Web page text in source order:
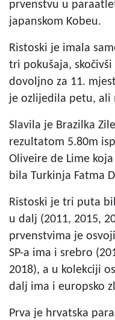
prvenstvu u
japanskom Kobeu.
Ristoski je imala
tri pokušaja,
dovoljno za 11.
je ozlijedila petu, ali
Slavila je Brazilka
rezultatom 5.80m
Oliveire de Lime
bila Turkinja Fatma
Ristoski je tri puta
u dalj (2011, 2015,
prvenstvima je
SP-a ima i srebro
2018), a u kolekciji
dalj ima i europsko
Prva je hrvatska